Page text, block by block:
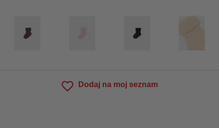
Dodaj na moj seznam